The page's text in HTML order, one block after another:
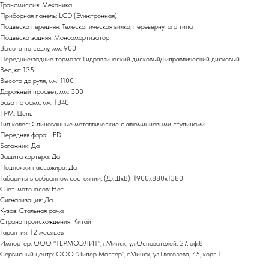
Трансмиссия: Механика
Приборная панель: LCD (Электронная)
Подвеска передняя: Телескопическая вилка, перевернутого типа
Подвеска задняя: Моноамортизатор
Высота по седлу, мм: 900
Передние/задние тормоза: Гидравлический дисковый/Гидравлический дисковый
Вес, кг: 135
Высота до руля, мм: 1100
Дорожный просвет, мм: 300
База по осям, мм: 1340
ГРМ: Цепь
Тип колес: Спицованные металлические с алюминиевыми ступицами
Передняя фара: LED
Багажник: Да
Защита картера: Да
Подножки пассажира: Да
Габариты в собранном состоянии, (ДхШхВ): 1900x880x1380
Счет-моточасов: Нет
Сигнализация: Да
Кузов: Стальная рама
Страна происхождения: Китай
Гарантия: 12 месяцев
Импортер: ООО "ТЕРМОЭЛИТ", г.Минск, ул.Основателей, 27, оф.8
Сервисный центр: ООО "Лидер Мастер", г.Минск, ул.Глаголева, 45, корп.1